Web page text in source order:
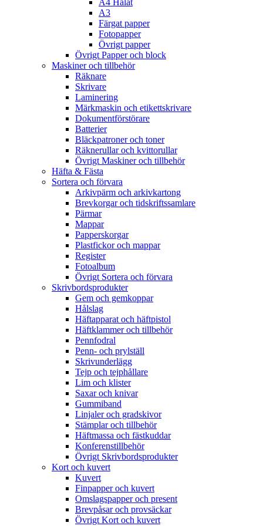
A4 Hålat
A3
Färgat papper
Fotopapper
Övrigt papper
Övrigt Papper och block
Maskiner och tillbehör
Räknare
Skrivare
Laminering
Märkmaskin och etikettskrivare
Dokumentförstörare
Batterier
Bläckpatroner och toner
Räknerullar och kvittorullar
Övrigt Maskiner och tillbehör
Häfta & Fästa
Sortera och förvara
Arkivpärm och arkivkartong
Brevkorgar och tidskriftssamlare
Pärmar
Mappar
Papperskorgar
Plastfickor och mappar
Register
Fotoalbum
Övrigt Sortera och förvara
Skrivbordsprodukter
Gem och gemkoppar
Hålslag
Häftapparat och häftpistol
Häftklammer och tillbehör
Pennfodral
Penn- och prylställ
Skrivunderlägg
Tejp och tejphållare
Lim och klister
Saxar och knivar
Gummiband
Linjaler och gradskivor
Stämplar och tillbehör
Häftmassa och fästkuddar
Konferenstillbehör
Övrigt Skrivbordsprodukter
Kort och kuvert
Kuvert
Finpapper och kuvert
Omslagspapper och present
Brevpåsar och provsäckar
Övrigt Kort och kuvert